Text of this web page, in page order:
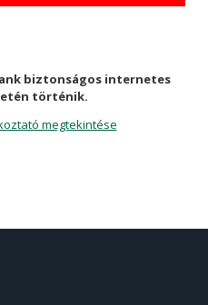
biztonságos internetes
történik.
megtekintése